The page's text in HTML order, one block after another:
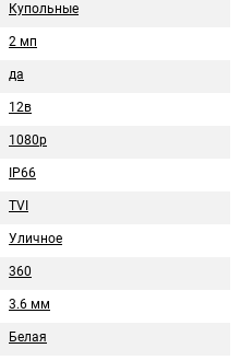
Купольные
2 мп
да
12в
1080p
IP66
TVI
Уличное
360
3.6 мм
Белая